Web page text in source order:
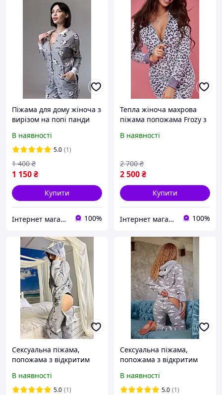
Піжама для дому жіноча з
вирізом на попі панди
відкривається, попожама
з кишенькою
В наявності
5.0 (1)
1 150₴
1 400 ₴
Купити
Інтернет магазин Гусениця - GUSENITSA.COM.UA 100%
Тепла жіноча махрова
піжама попожама Frozy з
кишенею на попі
В наявності
2 500₴
2 700 ₴
Купити
Інтернет магазин Гусениця - GUSENITSA.COM.UA 100%
Сексуальна піжама,
попожама з відкритим
флісова з принтом
Овечки, Сіра
В наявності
5.0 (1)
Сексуальна піжама,
попожама з відкритим
флісова з принтом
Хмаринки, Сірі
В наявності
5.0 (1)